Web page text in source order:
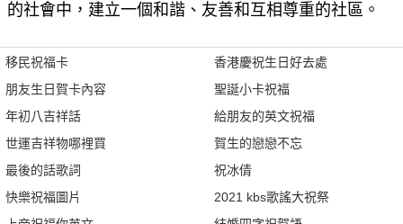
的社會中，建立一個和諧、友善和互相尊重的社區。
移民祝福卡
朋友生日賀卡內容
年初八吉祥話
世運吉祥物哪裡買
最後的話歌詞
快樂祝福圖片
香港慶祝生日好去處
聖誕小卡祝福
給朋友的英文祝福
賀生的戀戀不忘
祝冰倩
2021 kbs歌謠大祝祭